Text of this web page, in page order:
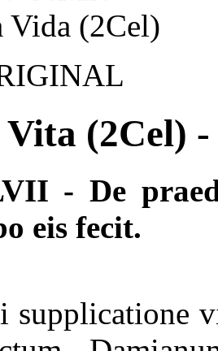
Vida (2Cel)
Vita (2Cel) -
- De
eis fecit.
supplicatione